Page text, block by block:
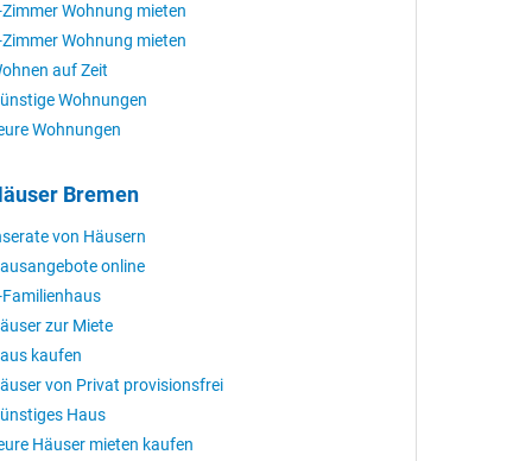
Zimmer Wohnung mieten
Zimmer Wohnung mieten
auf Zeit
Wohnungen
Wohnungen
Bremen
von Häusern
online
zur Miete
kaufen
von Privat provisionsfrei
Haus
Häuser mieten kaufen